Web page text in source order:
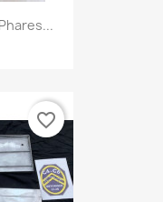
favorite_border